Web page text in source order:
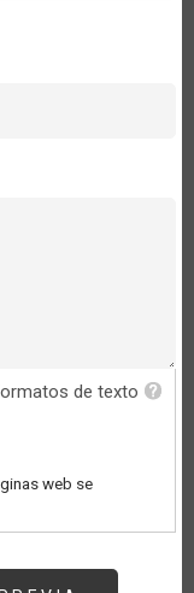
de texto
web se